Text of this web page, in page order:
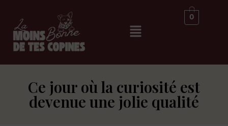
0
Ce jour où la curiosité est
devenue une jolie qualité